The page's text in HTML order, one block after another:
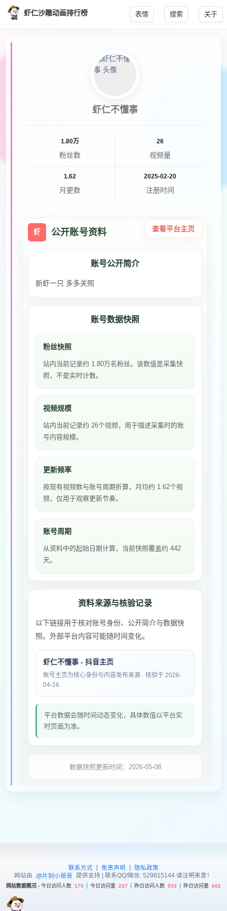
虾仁沙雕动画排行榜 表情 搜索 关于
虾仁不懂事
1.80万
粉丝数
26
视频量
1.62
月更数
2025-02-20
注册时间
虾 公开账号资料 查看平台主页
账号公开简介
新虾一只 多多关照
账号数据快照
粉丝快照
站内当前记录约 1.80万名粉丝。该数值是采集快
照，不是实时计数。
视频规模
站内当前记录约 26个视频，用于描述采集时的账
号内容规模。
更新频率
按现有视频数与账号周期折算，月均约 1.62个视
频，仅用于观察更新节奏。
账号周期
从资料中的起始日期计算，当前快照覆盖约 442
天。
资料来源与核验记录
以下链接用于核对账号身份、公开简介与数据快
照。外部平台内容可能随时间变化。
虾仁不懂事 - 抖音主页
账号主页为核心身份与内容发布来源 · 核验于 2026-
04-16
平台数据会随时间动态变化，具体数值以平台实
时页面为准。
数据快照更新时间：2026-05-08
联系方式 | 免责声明 |
隐私政策
网站由
@片刻小哥哥 提供支持 | 联系QQ/微信: 529815144 请注明来意！
网站数据概况 - 今日访问人数 175 今日访问量 237 昨日访问人数 532 昨日访问量 662